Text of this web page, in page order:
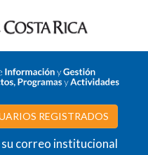
REGISTRADOS
su correo institucional